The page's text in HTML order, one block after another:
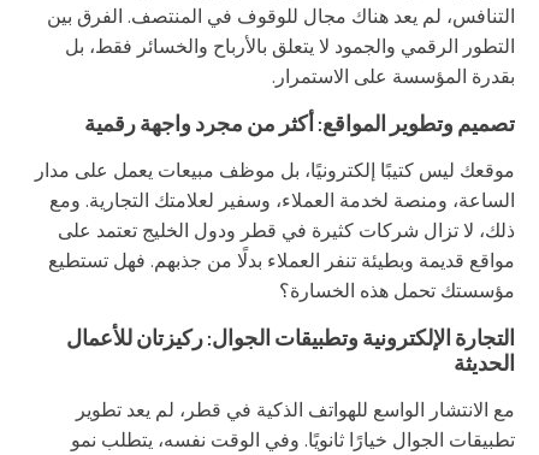
التنافس، لم يعد هناك مجال للوقوف في المنتصف. الفرق بين
التطور الرقمي والجمود لا يتعلق بالأرباح والخسائر فقط، بل
بقدرة المؤسسة على الاستمرار.
تصميم وتطوير المواقع: أكثر من مجرد واجهة رقمية
موقعك ليس كتيبًا إلكترونيًا، بل موظف مبيعات يعمل على مدار
الساعة، ومنصة لخدمة العملاء، وسفير لعلامتك التجارية. ومع
ذلك، لا تزال شركات كثيرة في قطر ودول الخليج تعتمد على
مواقع قديمة وبطيئة تنفر العملاء بدلًا من جذبهم. فهل تستطيع
مؤسستك تحمل هذه الخسارة؟
التجارة الإلكترونية وتطبيقات الجوال: ركيزتان للأعمال
الحديثة
مع الانتشار الواسع للهواتف الذكية في قطر، لم يعد تطوير
تطبيقات الجوال خيارًا ثانويًا. وفي الوقت نفسه، يتطلب نمو